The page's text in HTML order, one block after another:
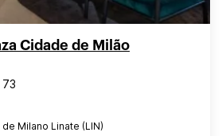
Cidade de Milão
de Milano Linate (LIN)